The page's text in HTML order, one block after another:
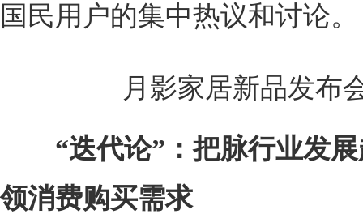
国民用户的集中热议和讨论。
月影家居新品发布
“迭代论”：把脉行业发
领消费购买需求